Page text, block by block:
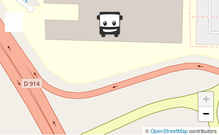
+
−
© OpenStreetMap contributors